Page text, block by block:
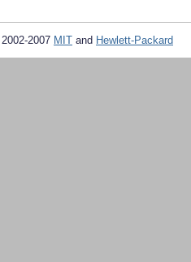
2007 MIT and Hewlett-Packard